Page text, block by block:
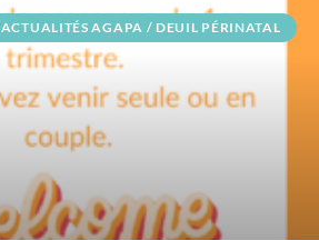
ACTUALITÉS AGAPA / DEUIL PÉRINATAL